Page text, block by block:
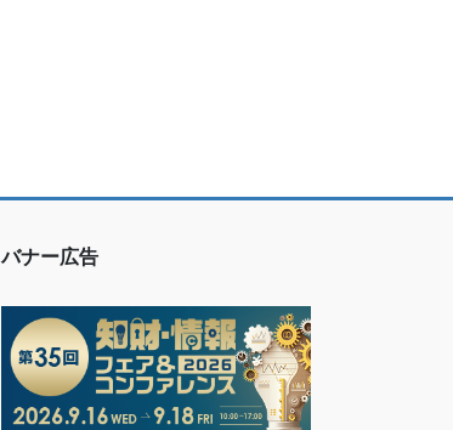
バナー広告